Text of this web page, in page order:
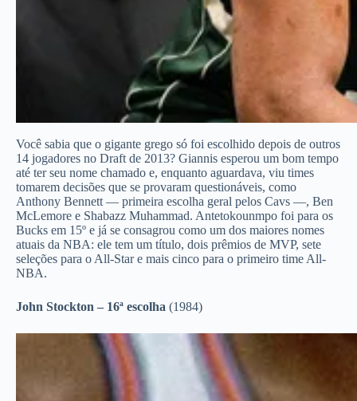
Você sabia que o gigante grego só foi escolhido depois de outros
14 jogadores no Draft de 2013? Giannis esperou um bom tempo
até ter seu nome chamado e, enquanto aguardava, viu times
tomarem decisões que se provaram questionáveis, como
Anthony Bennett — primeira escolha geral pelos Cavs —, Ben
McLemore e Shabazz Muhammad. Antetokounmpo foi para os
Bucks em 15º e já se consagrou como um dos maiores nomes
atuais da NBA: ele tem um título, dois prêmios de MVP, sete
seleções para o All-Star e mais cinco para o primeiro time All-
NBA.
John Stockton – 16ª escolha (1984)